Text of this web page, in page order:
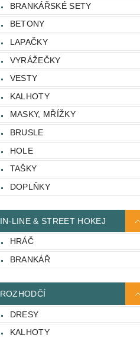
BRANKÁŘSKÉ SETY
BETONY
LAPAČKY
VYRÁŽEČKY
VESTY
KALHOTY
MASKY, MŘÍŽKY
BRUSLE
HOLE
TAŠKY
DOPLŇKY
IN-LINE & STREET HOKEJ
HRÁČ
BRANKÁŘ
ROZHODČÍ
DRESY
KALHOTY